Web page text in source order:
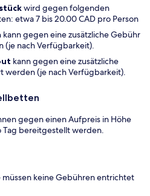
wird gegen folgenden
etwa 7 bis 20.00 CAD pro Person
kann gegen eine zusätzliche Gebühr
(je nach Verfügbarkeit).
kann gegen eine zusätzliche
werden (je nach Verfügbarkeit).
gegen einen Aufpreis in Höhe
Tag bereitgestellt werden.
müssen keine Gebühren entrichtet